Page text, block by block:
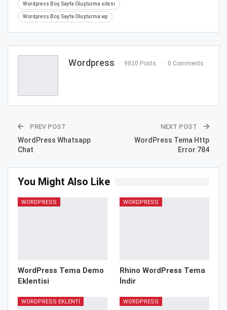
Wordpress Boş Sayfa Oluşturma sitesi
Wordpress Boş Sayfa Oluşturma wp
Wordpress 9820 Posts 0 Comments
PREV POST
WordPress Whatsapp
Chat
NEXT POST
WordPress Tema Http
Error 784
You Might Also Like
WORDPRESS
WordPress Tema Demo
Eklentisi
WORDPRESS
Rhino WordPress Tema
İndir
WORDPRESS EKLENTI WORDPRESS